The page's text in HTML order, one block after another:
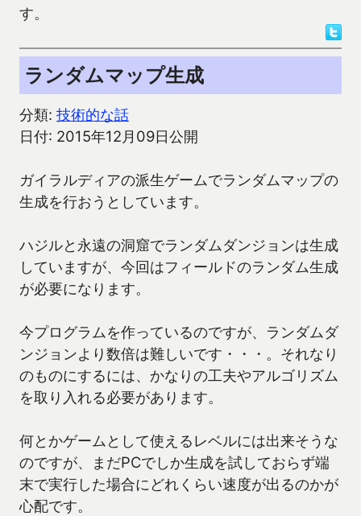
す。
ランダムマップ生成
分類: 技術的な話
日付: 2015年12月09日公開
ガイラルディアの派生ゲームでランダムマップの
生成を行おうとしています。
ハジルと永遠の洞窟でランダムダンジョンは生成
していますが、今回はフィールドのランダム生成
が必要になります。
今プログラムを作っているのですが、ランダムダ
ンジョンより数倍は難しいです・・・。それなり
のものにするには、かなりの工夫やアルゴリズム
を取り入れる必要があります。
何とかゲームとして使えるレベルには出来そうな
のですが、まだPCでしか生成を試しておらず端
末で実行した場合にどれくらい速度が出るのかが
心配です。